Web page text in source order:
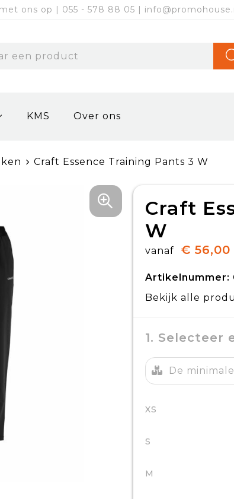
ons op | 055 - 578 88 05 |
KMS Over ons
Craft Essence Training Pants 3 W
Craft
W
vanaf € 56,00
Artikelnummer:
Bekijk alle
1. Selecteer
De
XS
S
M